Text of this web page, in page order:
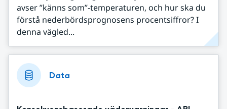
avser ”känns som”-temperaturen, och hur ska du
förstå nederbördsprognosens procentsiffror? I
denna vägled...
Data